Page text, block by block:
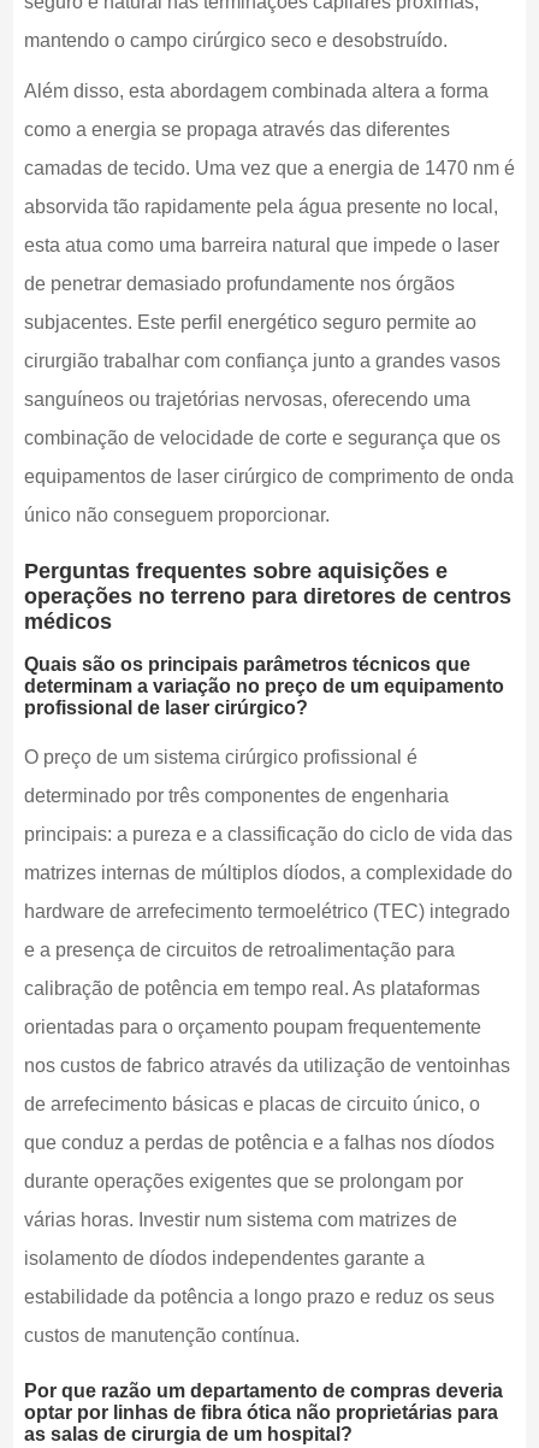
mantendo o campo cirúrgico seco e desobstruído.
Além disso, esta abordagem combinada altera a forma
como a energia se propaga através das diferentes
camadas de tecido. Uma vez que a energia de 1470 nm é
absorvida tão rapidamente pela água presente no local,
esta atua como uma barreira natural que impede o laser
de penetrar demasiado profundamente nos órgãos
subjacentes. Este perfil energético seguro permite ao
cirurgião trabalhar com confiança junto a grandes vasos
sanguíneos ou trajetórias nervosas, oferecendo uma
combinação de velocidade de corte e segurança que os
equipamentos de laser cirúrgico de comprimento de onda
único não conseguem proporcionar.
Perguntas frequentes sobre aquisições e
operações no terreno para diretores de centros
médicos
Quais são os principais parâmetros técnicos que
determinam a variação no preço de um equipamento
profissional de laser cirúrgico?
O preço de um sistema cirúrgico profissional é
determinado por três componentes de engenharia
principais: a pureza e a classificação do ciclo de vida das
matrizes internas de múltiplos díodos, a complexidade do
hardware de arrefecimento termoelétrico (TEC) integrado
e a presença de circuitos de retroalimentação para
calibração de potência em tempo real. As plataformas
orientadas para o orçamento poupam frequentemente
nos custos de fabrico através da utilização de ventoinhas
de arrefecimento básicas e placas de circuito único, o
que conduz a perdas de potência e a falhas nos díodos
durante operações exigentes que se prolongam por
várias horas. Investir num sistema com matrizes de
isolamento de díodos independentes garante a
estabilidade da potência a longo prazo e reduz os seus
custos de manutenção contínua.
Por que razão um departamento de compras deveria
optar por linhas de fibra ótica não proprietárias para
as salas de cirurgia de um hospital?